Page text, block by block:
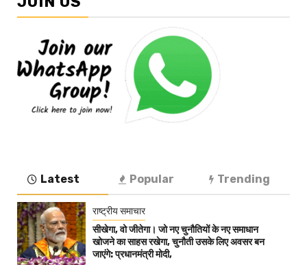
Latest Popular Trending
राष्ट्रीय समाचार
सीखेगा, वो जीतेगा। जो नए चुनौतियों के नए समाधान
खोजने का साहस रखेगा, चुनौती उसके लिए अवसर बन
जाएंगे: प्रधानमंत्री मोदी,